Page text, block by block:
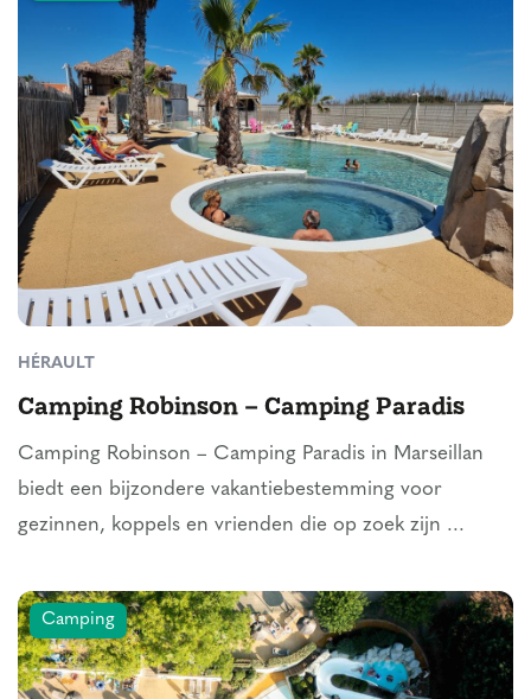
HÉRAULT
Camping Robinson – Camping Paradis
Camping Robinson – Camping Paradis in Marseillan
biedt een bijzondere vakantiebestemming voor
gezinnen, koppels en vrienden die op zoek zijn ...
Camping